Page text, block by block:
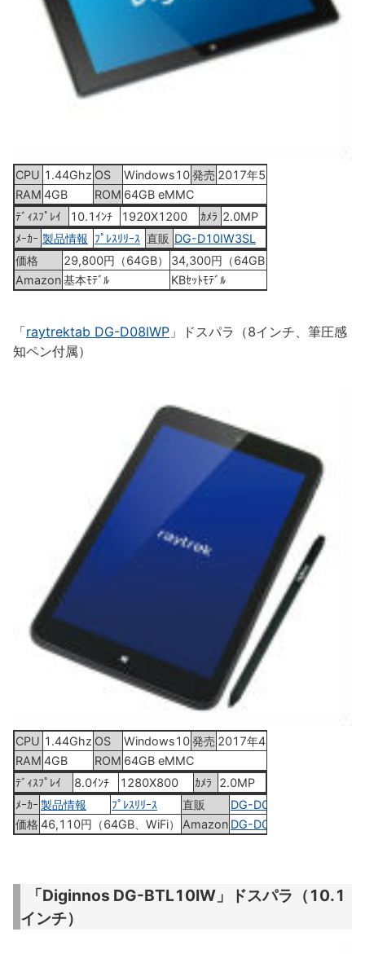
CPU 1.44Ghz OS Windows10発売 2017年5月12日
RAM 4GB ROM 64GB eMMC
ﾃﾞｨｽﾌﾟﾚｲ
10.1ｲﾝﾁ 1920X1200 ｶﾒﾗ 2.0MP
ﾒｰｶｰ 製品情報 ﾌﾟﾚｽﾘﾘｰｽ 直販 DG-D10IW3SL
価格
29,800円（64GB）
34,300円（64GB、KB付）
Amazon基本ﾓﾃﾞﾙ KBｾｯﾄﾓﾃﾞﾙ
「raytrektab DG-D08IWP 」ドスパラ（8インチ、筆圧感
知ペン付属）
CPU 1.44Ghz OS Windows10発売 2017年4月27日
RAM 4GB ROM 64GB eMMC
ﾃﾞｨｽﾌﾟﾚｲ
8.0ｲﾝﾁ 1280X800 ｶﾒﾗ
2.0MP
ﾒｰｶｰ 製品情報 ﾌﾟﾚｽﾘﾘｰｽ 直販
DG-D08IWP
価格 46,110円（64GB、WiFi） Amazon DG-D08IWP
「Diginnos DG-BTL10IW」ドスパラ（10.1
インチ）